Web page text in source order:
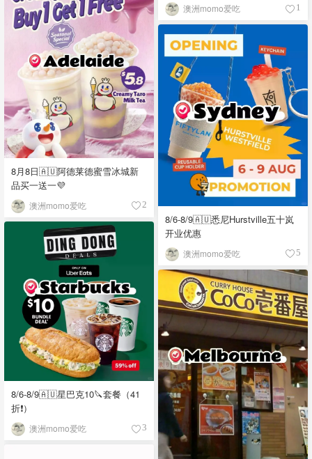
澳洲momo爱吃 1
8月8日🇦🇺阿德莱德蜜雪冰城新
品买一送一💜
澳洲momo爱吃 2
8/6-8/9🇦🇺悉尼Hurstville五十岚
开业优惠
澳洲momo爱吃 5
8/6-8/9🇦🇺星巴克10🔪套餐（41
折❗）
澳洲momo爱吃 3